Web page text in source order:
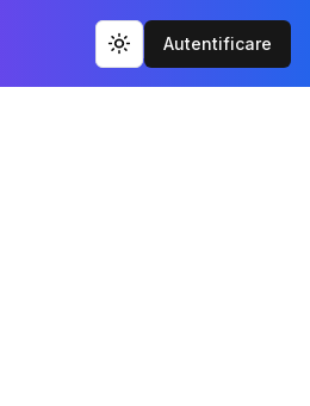
Toggle theme
Autentificare